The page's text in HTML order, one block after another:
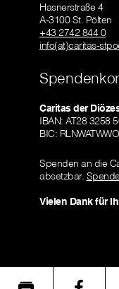
Hasnerstraße 4
A-3100 St. Pölten
+43 2742 844 0
info(at)caritas-
Caritas der
IBAN: AT28 3258
BIC:
Spenden an die
absetzbar.
Vielen Dank für